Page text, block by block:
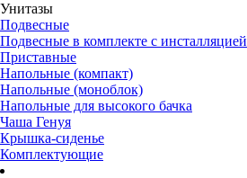
Унитазы
Подвесные
Подвесные в комплекте с инсталляцией
Приставные
Напольные (компакт)
Напольные (моноблок)
Напольные для высокого бачка
Чаша Генуя
Крышка-сиденье
Комплектующие